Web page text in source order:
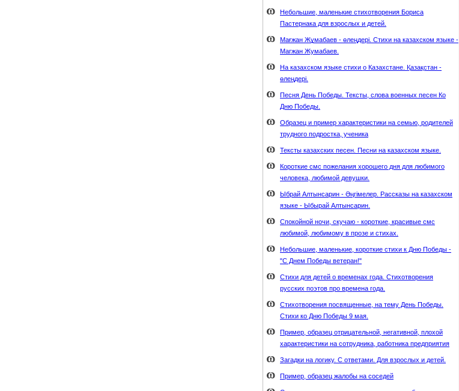
Небольшие, маленькие стихотворения Бориса
Пастернака для взрослых и детей.
Мағжан Жұмабаев - өлеңдері. Стихи на казахском языке -
Магжан Жумабаев.
На казахском языке стихи о Казахстане. Қазақстан -
өлеңдері.
Песня День Победы. Тексты, слова военных песен Ко
Дню Победы.
Образец и пример характеристики на семью, родителей
трудного подростка, ученика
Тексты казахских песен. Песни на казахском языке.
Короткие смс пожелания хорошего дня для любимого
человека, любимой девушки.
Ыбрай Алтынсарин - Әңгімелер. Рассказы на казахском
языке - Ыбырай Алтынсарин.
Спокойной ночи, скучаю - короткие, красивые смс
любимой, любимому в прозе и стихах.
Небольшие, маленькие, короткие стихи к Дню Победы -
"С Днем Победы ветеран!"
Стихи для детей о временах года. Стихотворения
русских поэтов про времена года.
Стихотворения посвященные, на тему День Победы.
Стихи ко Дню Победы 9 мая.
Пример, образец отрицательной, негативной, плохой
характеристики на сотрудника, работника предприятия
Загадки на логику. С ответами. Для взрослых и детей.
Пример, образец жалобы на соседей